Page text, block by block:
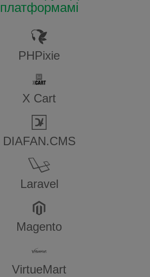
платформамі
PHPixie
X Cart
DIAFAN.CMS
Laravel
Magento
VirtueMart